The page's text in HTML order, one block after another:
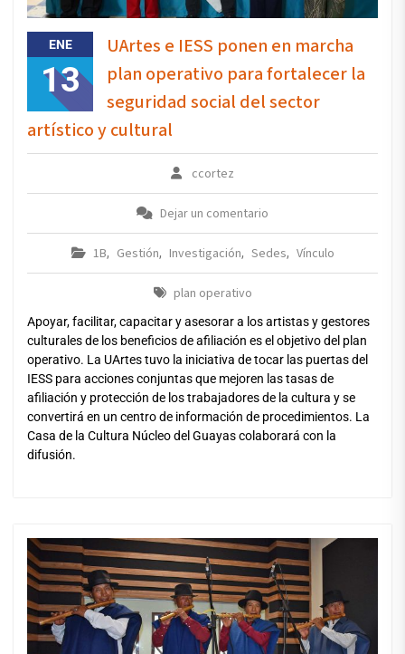
ENE
13
UArtes e IESS ponen en marcha
plan operativo para fortalecer la
seguridad social del sector
artístico y cultural
ccortez
Dejar un comentario
1B, Gestión, Investigación, Sedes, Vínculo
plan operativo
Apoyar, facilitar, capacitar y asesorar a los artistas y gestores
culturales de los beneficios de afiliación es el objetivo del plan
operativo. La UArtes tuvo la iniciativa de tocar las puertas del
IESS para acciones conjuntas que mejoren las tasas de
afiliación y protección de los trabajadores de la cultura y se
convertirá en un centro de información de procedimientos. La
Casa de la Cultura Núcleo del Guayas colaborará con la
difusión.